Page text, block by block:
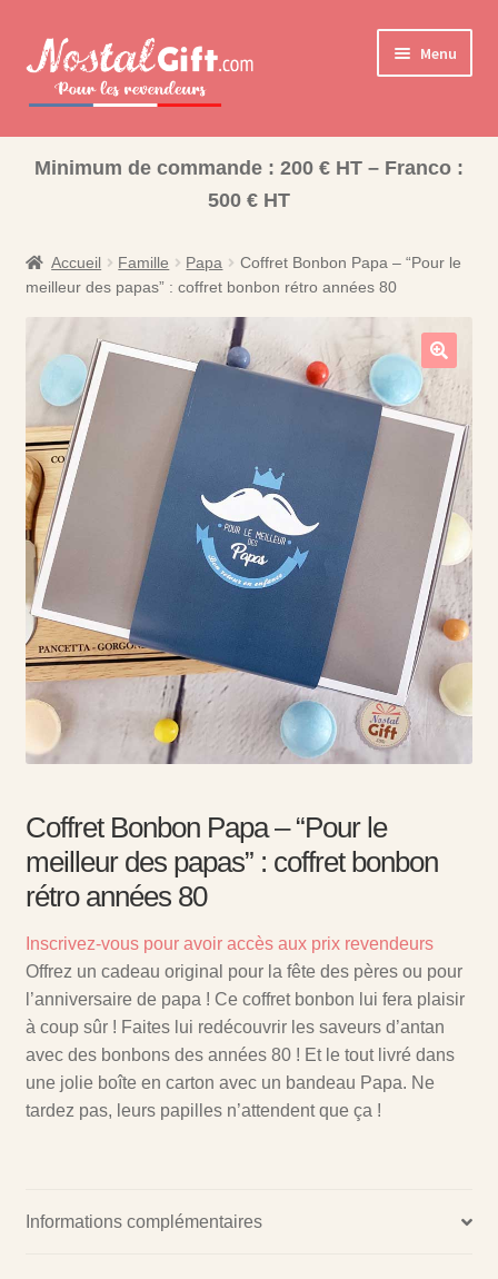
Aller
à
Aller
au
contenu
Menu
Ouvrir
enfant
Bisounours
Minimum de commande : 200 € HT – Franco :
500 € HT
Accueil Famille Papa
Coffret Bonbon Papa – “Pour le
meilleur des papas” : coffret bonbon rétro années 80
Coffret Bonbon Papa – “Pour le
meilleur des papas” : coffret bonbon
rétro années 80
Inscrivez-vous pour avoir accès aux prix revendeurs
Offrez un cadeau original pour la fête des pères ou pour
l’anniversaire de papa ! Ce coffret bonbon lui fera plaisir
à coup sûr ! Faites lui redécouvrir les saveurs d’antan
avec des bonbons des années 80 ! Et le tout livré dans
une jolie boîte en carton avec un bandeau Papa. Ne
tardez pas, leurs papilles n’attendent que ça !
Informations complémentaires